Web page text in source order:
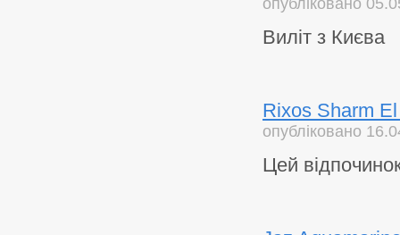
опубліковано
Виліт з Києва
Rixos Sharm
опубліковано
Цей